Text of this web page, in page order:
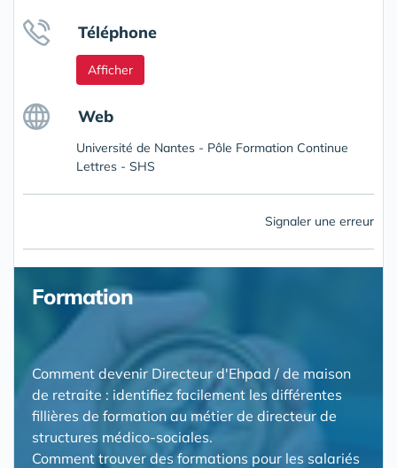
Téléphone
Afficher
Web
Université de Nantes - Pôle Formation Continue
Lettres - SHS
Signaler une erreur
Formation
Comment devenir Directeur d'Ehpad / de maison
de retraite : identifiez facilement les différentes
fillières de formation au métier de directeur de
structures médico-sociales.
Comment trouver des formations pour les salariés